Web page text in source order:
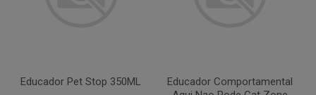
Educador Pet Stop 350ML
Educador Comportamental